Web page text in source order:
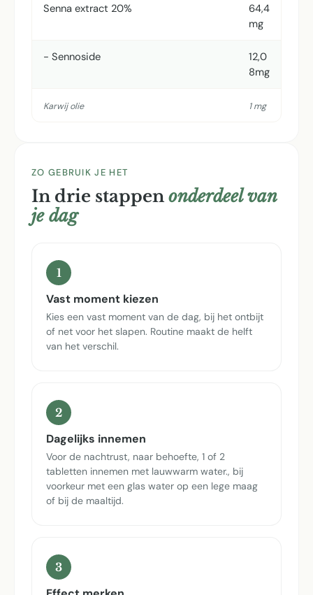
Senna extract 20%
64,4
mg
- Sennoside
12,0
8mg
Karwij olie 1 mg
ZO GEBRUIK JE HET
In drie stappen onderdeel van
je dag
1
Vast moment kiezen
Kies een vast moment van de dag, bij het ontbijt
of net voor het slapen. Routine maakt de helft
van het verschil.
2
Dagelijks innemen
Voor de nachtrust, naar behoefte, 1 of 2
tabletten innemen met lauwwarm water., bij
voorkeur met een glas water op een lege maag
of bij de maaltijd.
3